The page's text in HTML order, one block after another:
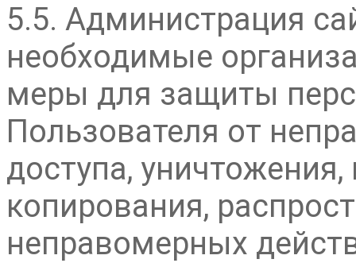
5.5. Администрация
необходимые
меры для защиты
Пользователя от
доступа,
копирования,
неправомерных